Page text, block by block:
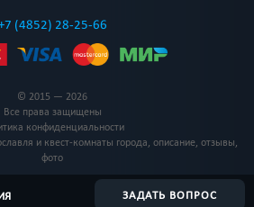
(4852) 28-25-66
© 2015 — 2026
Все права защищены
конфиденциальности
и квест-комнаты города, описание, отзывы,
фото
ЗАДАТЬ ВОПРОС